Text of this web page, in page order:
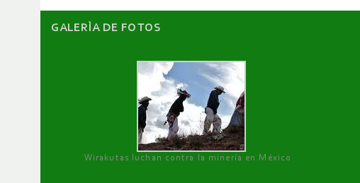
GALERÌA DE FOTOS
Wirakutas luchan contra la minería en México